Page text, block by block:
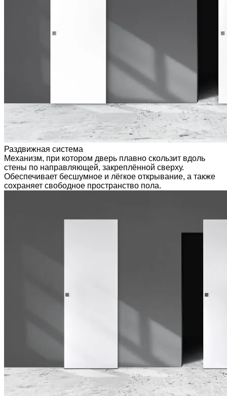
Раздвижная система
Механизм, при котором дверь плавно скользит вдоль
стены по направляющей, закреплённой сверху.
Обеспечивает бесшумное и лёгкое открывание, а также
сохраняет свободное пространство пола.